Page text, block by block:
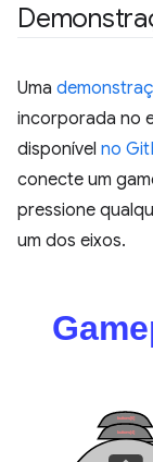
Uma
incorporada no
disponível no
conecte um
pressione
um dos eixos.